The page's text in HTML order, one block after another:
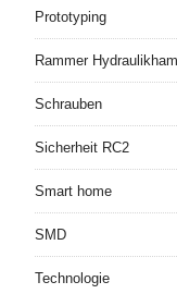
Prototyping
Rammer
Schrauben
Sicherheit RC2
Smart home
SMD
Technologie